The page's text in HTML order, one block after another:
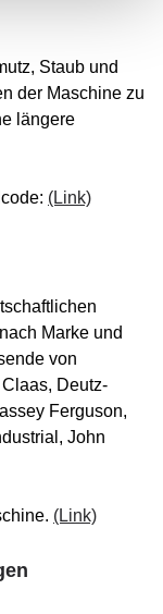
Staub und
der Maschine zu
längere
(Link)
Marke und
von
Deutz-
Ferguson,
John
(Link)